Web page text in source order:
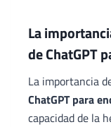
La
de ChatGPT
La importancia
ChatGPT para
capacidad de la